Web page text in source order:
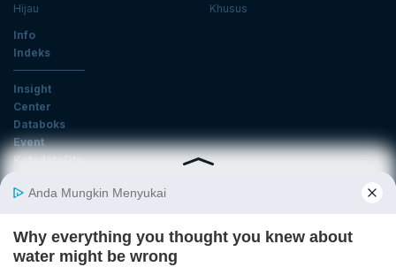
Hijau
Khusus
Info
Indeks
Insight
Center
Databoks
Event
KatadataOto
Email
Daftar